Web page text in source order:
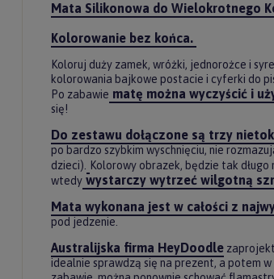
Mata Silikonowa do Wielokrotnego
Kolorowanie bez końca.
Koloruj duży zamek, wróżki, jednorożce i
kolorowania bajkowe postacie i cyferki do
Po zabawie matę można wyczyścić i
się!
Do zestawu dołączone są trzy
po bardzo szybkim wyschnięciu, nie
dzieci).
Kolorowy obrazek, będzie tak
wtedy wystarczy wytrzeć wilgotną
Mata wykonana jest w całości z
pod jedzenie.
Australijska firma HeyDoodle
idealnie sprawdzą się na prezent, a potem